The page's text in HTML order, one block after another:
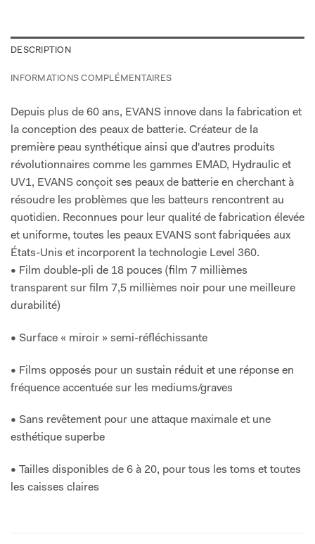
DESCRIPTION
INFORMATIONS COMPLÉMENTAIRES
Depuis plus de 60 ans, EVANS innove dans la fabrication et
la conception des peaux de batterie. Créateur de la
première peau synthétique ainsi que d'autres produits
révolutionnaires comme les gammes EMAD, Hydraulic et
UV1, EVANS conçoit ses peaux de batterie en cherchant à
résoudre les problèmes que les batteurs rencontrent au
quotidien. Reconnues pour leur qualité de fabrication élevée
et uniforme, toutes les peaux EVANS sont fabriquées aux
États-Unis et incorporent la technologie Level 360.
• Film double-pli de 18 pouces (film 7 millièmes
transparent sur film 7,5 millièmes noir pour une meilleure
durabilité)
• Surface « miroir » semi-réfléchissante
• Films opposés pour un sustain réduit et une réponse en
fréquence accentuée sur les mediums/graves
• Sans revêtement pour une attaque maximale et une
esthétique superbe
• Tailles disponibles de 6 à 20, pour tous les toms et toutes
les caisses claires